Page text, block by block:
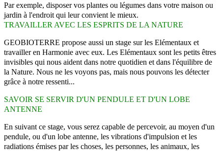
Par exemple, disposer vos plantes ou légumes dans votre maison ou
jardin à l'endroit qui leur convient le mieux.
TRAVAILLER AVEC LES ESPRITS DE LA NATURE
GEOBIOTERRE propose aussi un stage sur les Elémentaux et
travailler en Harmonie avec eux. Les Elémentaux sont les petits êtres
invisibles qui nous aident dans notre quotidien et dans l'équilibre de
la Nature. Nous ne les voyons pas, mais nous pouvons les détecter
grâce à notre ressenti...
SAVOIR SE SERVIR D'UN PENDULE ET D'UN LOBE
ANTENNE
En suivant ce stage, vous serez capable de percevoir, au moyen d'un
pendule, ou d'un lobe antenne, les vibrations d'impulsion et les
radiations émises parles choses, les personnes, les animaux, les